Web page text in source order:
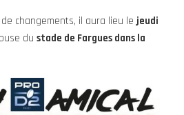
changements, il aura lieu le jeudi
du stade de Fargues dans la